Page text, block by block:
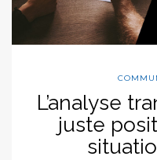
L’analyse
juste